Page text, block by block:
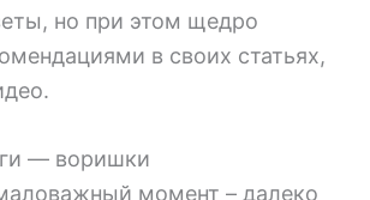
но при этом щедро
в своих статьях,
— воришки
момент – далеко